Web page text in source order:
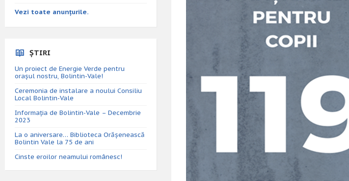
Vezi toate anunțurile.
ȘTIRI
Un proiect de Energie Verde pentru
orașul nostru, Bolintin-Vale!
Ceremonia de instalare a noului Consiliu
Local Bolintin-Vale
Informația de Bolintin-Vale – Decembrie
2023
La o aniversare… Biblioteca Orăşenească
Bolintin Vale la 75 de ani
Cinste eroilor neamului românesc!